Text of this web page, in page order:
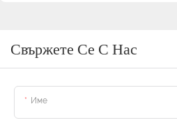
Свържете Се С Нас
Име